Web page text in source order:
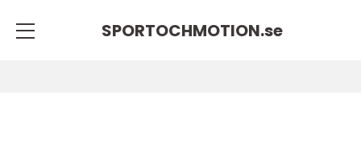
SPORTOCHMOTION.se